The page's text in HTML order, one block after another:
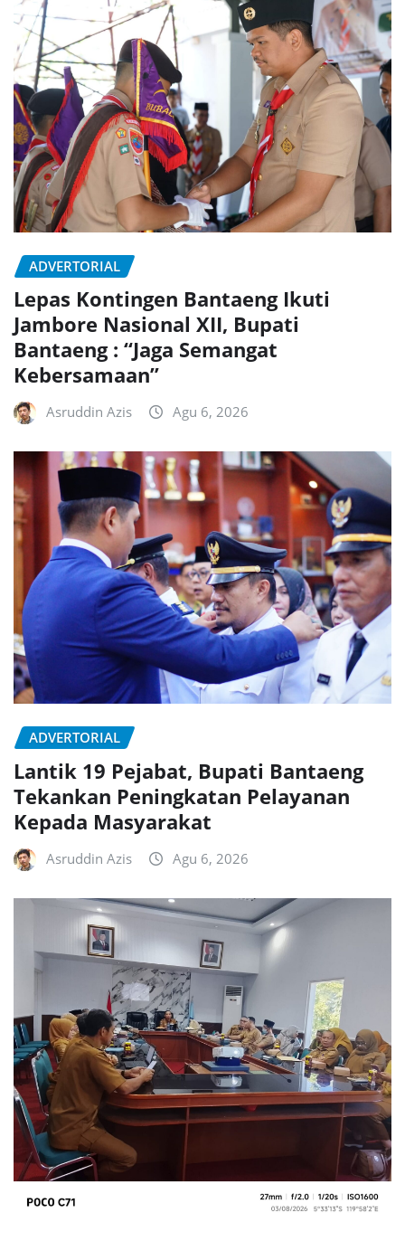
ADVERTORIAL
Lepas Kontingen Bantaeng Ikuti
Jambore Nasional XII, Bupati
Bantaeng : “Jaga Semangat
Kebersamaan”
Asruddin Azis Agu 6, 2026
ADVERTORIAL
Lantik 19 Pejabat, Bupati Bantaeng
Tekankan Peningkatan Pelayanan
Kepada Masyarakat
Asruddin Azis Agu 6, 2026